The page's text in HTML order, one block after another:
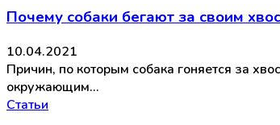
Почему собаки бегают за своим
10.04.2021
Причин, по которым собака гоняется за
окружающим…
Статьи